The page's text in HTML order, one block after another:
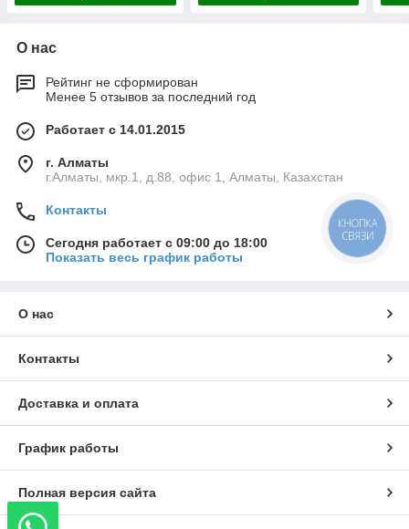
О нас
Рейтинг не сформирован
Менее 5 отзывов за последний год
Работает с 14.01.2015
г. Алматы
г.Алматы, мкр.1, д.88, офис 1, Алматы, Казахстан
Контакты
Сегодня работает с 09:00 до 18:00
Показать весь график работы
О нас
Контакты
Доставка и оплата
График работы
Полная версия сайта
КНОПКА
СВЯЗИ